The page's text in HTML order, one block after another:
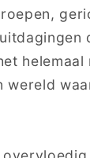
helemaal
wereld